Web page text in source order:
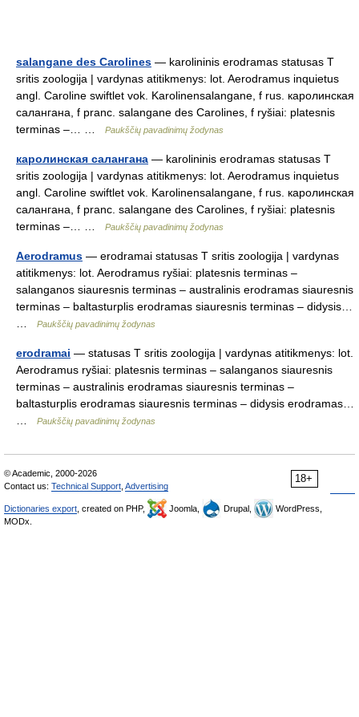
salangane des Carolines — karolininis erodramas statusas T
sritis zoologija | vardynas atitikmenys: lot. Aerodramus inquietus
angl. Caroline swiftlet vok. Karolinensalangane, f rus. каролинская
салангана, f pranc. salangane des Carolines, f ryšiai: platesnis
terminas –… …
Paukščių pavadinimų žodynas
каролинская салангана — karolininis erodramas statusas T
sritis zoologija | vardynas atitikmenys: lot. Aerodramus inquietus
angl. Caroline swiftlet vok. Karolinensalangane, f rus. каролинская
салангана, f pranc. salangane des Carolines, f ryšiai: platesnis
terminas –… …
Paukščių pavadinimų žodynas
Aerodramus — erodramai statusas T sritis zoologija | vardynas
atitikmenys: lot. Aerodramus ryšiai: platesnis terminas –
salanganos siauresnis terminas – australinis erodramas siauresnis
terminas – baltasturplis erodramas siauresnis terminas – didysis…
Paukščių pavadinimų žodynas
erodramai — statusas T sritis zoologija | vardynas atitikmenys: lot.
Aerodramus ryšiai: platesnis terminas – salanganos siauresnis
terminas – australinis erodramas siauresnis terminas –
baltasturplis erodramas siauresnis terminas – didysis erodramas…
Paukščių pavadinimų žodynas
18+
© Academic, 2000-2026
Contact us: Technical Support Advertising
Dictionaries export , created on PHP, Joomla, Drupal,
WordPress,
MODx.